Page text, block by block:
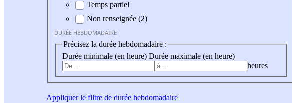
Temps partiel
Non renseignée (2)
DURÉE HEBDOMADAIRE
Précisez la durée hebdomadaire :
Durée minimale (en heure) Durée maximale (en heure)
heures
Appliquerle filtre de durée hebdomadaire